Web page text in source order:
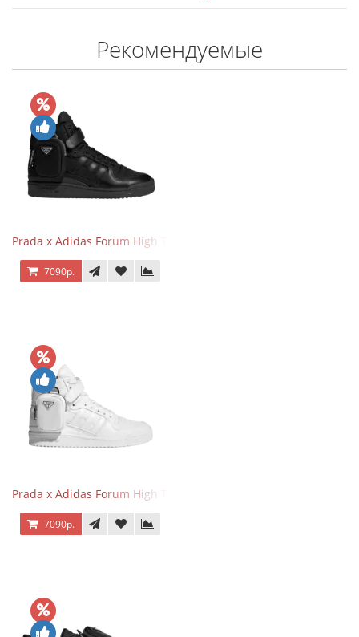
Рекомендуемые
Prada x Adidas Forum High Triple Black
7090р.
Prada x Adidas Forum High Triple White
7090р.